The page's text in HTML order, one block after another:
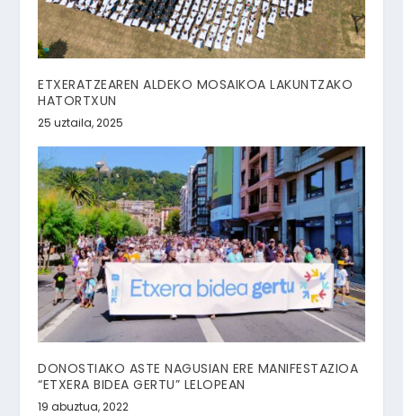
ETXERATZEAREN ALDEKO MOSAIKOA LAKUNTZAKO
HATORTXUN
25 uztaila, 2025
DONOSTIAKO ASTE NAGUSIAN ERE MANIFESTAZIOA
“ETXERA BIDEA GERTU” LELOPEAN
19 abuztua, 2022